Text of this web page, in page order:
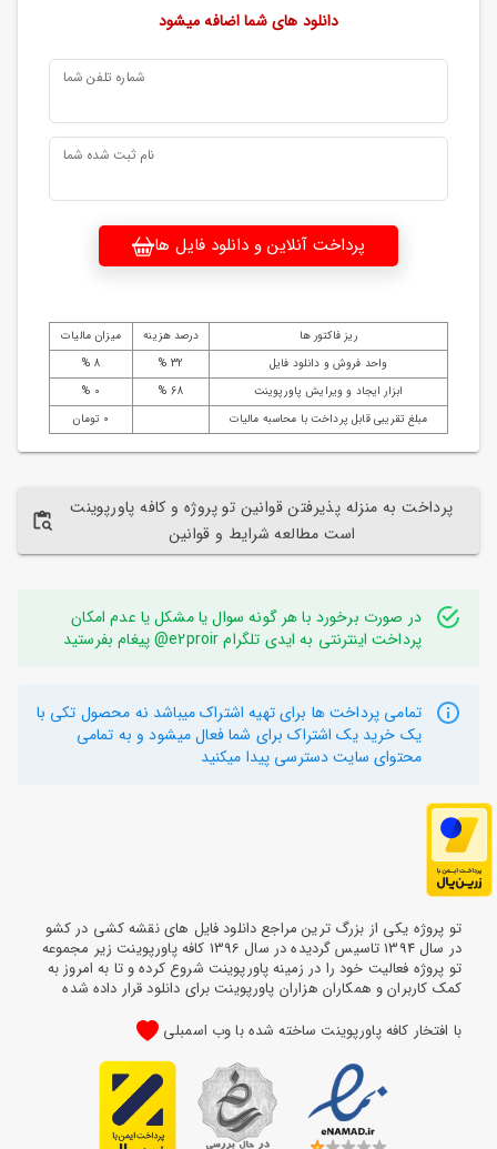
دانلود های شما اضافه میشود
شماره تلفن شما
نام ثبت شده شما
پرداخت آنلاین و دانلود فایل ها
ریز فاکتور ها درصد هزینه
میزان مالیات
واحد فروش و دانلود فایل
32 %
8 %
ابزار ایجاد و ویرایش پاورپوینت
68 %
0 %
مبلغ تقریبی قابل پرداخت با محاسبه مالیات
0 تومان
پرداخت به منزله پذیرفتن قوانین تو پروژه و کافه پاورپوینت
است مطالعه شرایط و قوانین
در صورت برخورد با هر گونه سوال یا مشکل یا عدم امکان
پرداخت اینترنتی به ایدی تلگرام e2proir@ پیغام بفرستید
تمامی پرداخت ها برای تهیه اشتراک میباشد نه محصول تکی با
یک خرید یک اشتراک برای شما فعال میشود و به تمامی
محتوای سایت دسترسی پیدا میکنید
تو پروژه یکی از بزرگ ترین مراجع دانلود فایل های نقشه کشی در کشو
در سال 1394 تاسیس گردیده در سال 1396 کافه پاورپوینت زیر مجموعه
تو پروژه فعالیت خود را در زمینه پاورپوینت شروع کرده و تا به امروز به
کمک کاربران و همکاران هزاران پاورپوینت برای دانلود قرار داده شده
با افتخار کافه پاورپوینت ساخته شده با وب اسمبلی